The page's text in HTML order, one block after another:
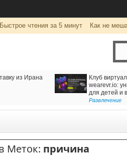
чтения за 5 минут Как не
быстрый и
цифровых
Услуги,
Меток: причина